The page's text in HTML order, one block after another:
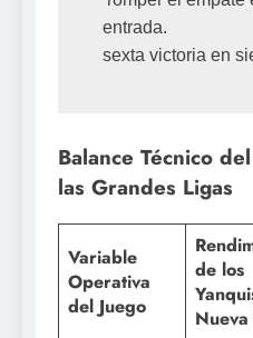
entrada.
Balance Técnico
las Grandes Ligas
Variable
Operativa
del Juego
de los